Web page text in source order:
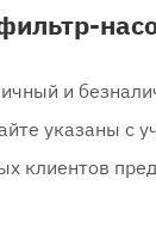
и
указаны с
клиентов